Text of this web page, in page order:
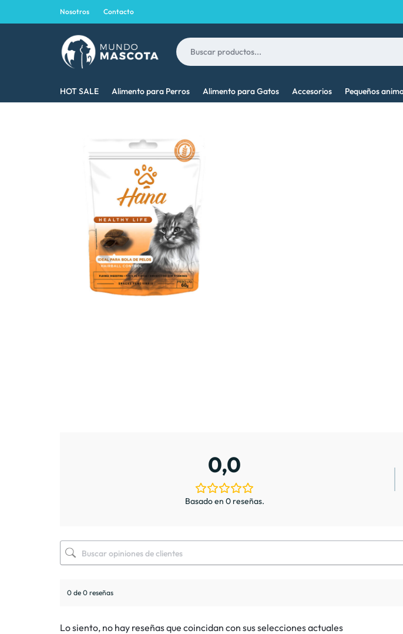
Nosotros Contacto
MASCOTA
MEJOR
MASCOTA
HOT SALE Alimento para Perros Alimento para Gatos Accesorios Pequeños
0,0
Basado en 0 reseñas.
0 de 0 reseñas
Lo siento, no hay reseñas que coincidan con sus selecciones actuales